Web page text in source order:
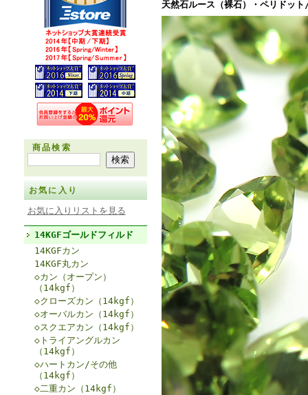
商品検索
お気に入り
お気に入りリストを見る
14KGFゴールドフィルド
14KGFカン
14KGF丸カン
◇カン（オープン）
（14kgf）
◇クローズカン（14kgf）
◇オーバルカン（14kgf）
◇スクエアカン（14kgf）
◇トライアングルカン
（14kgf）
◇ハートカン/その他
（14kgf）
◇二重カン（14kgf）
天然石ルース（裸石）・ペリドッ